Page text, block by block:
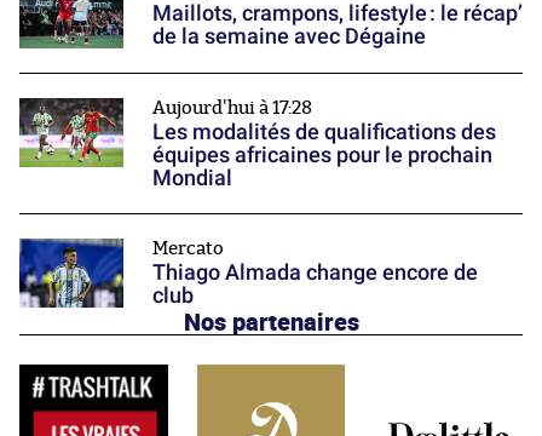
Maillots, crampons, lifestyle : le récap’
de la semaine avec Dégaine
Aujourd'hui à 17:28
Les modalités de qualifications des
équipes africaines pour le prochain
Mondial
Mercato
Thiago Almada change encore de
club
Nos partenaires